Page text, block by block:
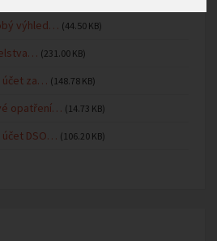
výhled… (44.50 KB)
(231.00 KB)
účet za… (148.78 KB)
opatření… (14.73 KB)
účet DSO… (106.20 KB)